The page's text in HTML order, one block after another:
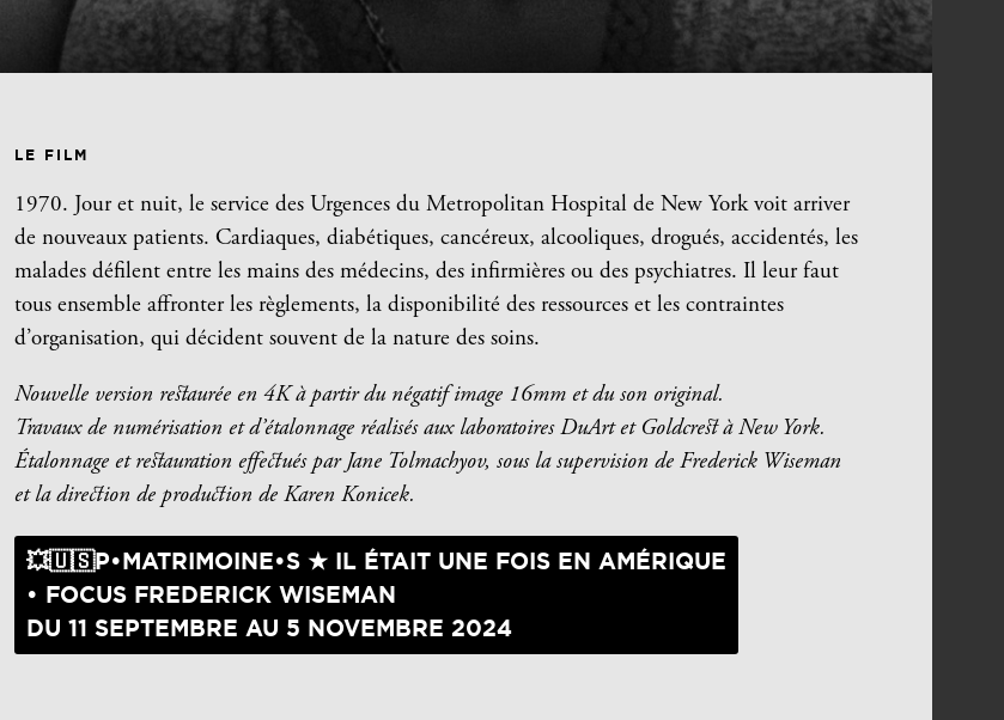
LE FILM
1970. Jour et nuit, le service des Urgences du Metropolitan Hospital de New York voit arriver
de nouveaux patients. Cardiaques, diabétiques, cancéreux, alcooliques, drogués, accidentés, les
malades défilent entre les mains des médecins, des infirmières ou des psychiatres. Il leur faut
tous ensemble affronter les règlements, la disponibilité des ressources et les contraintes
d’organisation, qui décident souvent de la nature des soins.
Nouvelle version restaurée en 4K à partir du négatif image 16mm et du son original.
Travaux de numérisation et d’étalonnage réalisés aux laboratoires DuArt et Goldcrest à New York.
Étalonnage et restauration effectués par Jane Tolmachyov, sous la supervision de Frederick Wiseman
et la direction de production de Karen Konicek.
💥🇺🇸P•MATRIMOINE•S ★ IL ÉTAIT UNE FOIS EN AMÉRIQUE
• FOCUS FREDERICK WISEMAN
DU 11 SEPTEMBRE AU 5 NOVEMBRE 2024